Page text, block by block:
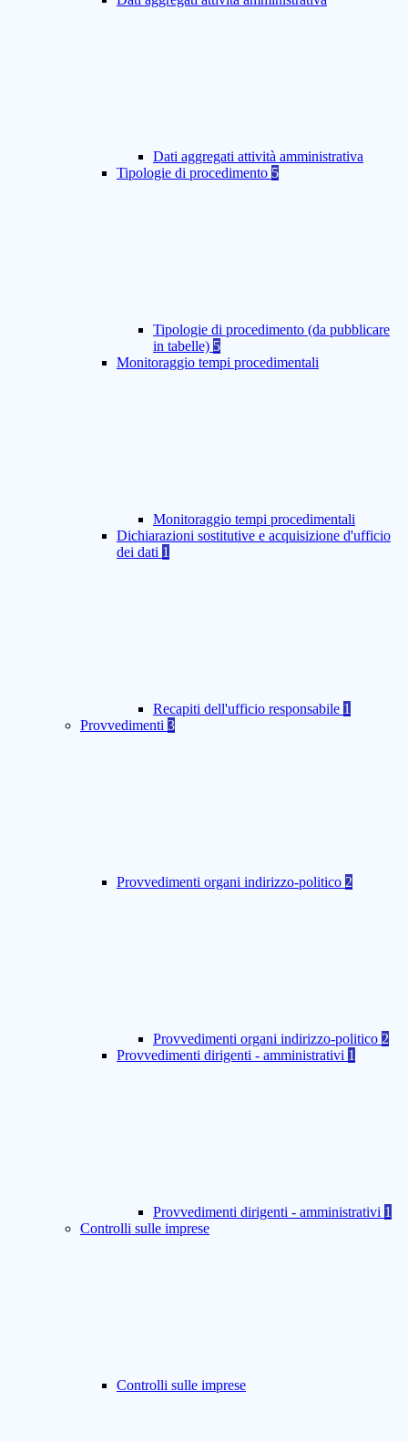
Dati aggregati attività amministrativa
Tipologie di procedimento 5
Tipologie di procedimento (da pubblicare
in tabelle) 5
Monitoraggio tempi procedimentali
Monitoraggio tempi procedimentali
Dichiarazioni sostitutive e acquisizione d'ufficio
dei dati 1
Recapiti dell'ufficio responsabile 1
Provvedimenti 3
Provvedimenti organi indirizzo-politico 2
Provvedimenti organi indirizzo-politico 2
Provvedimenti dirigenti - amministrativi 1
Provvedimenti dirigenti - amministrativi 1
Controlli sulle imprese
Controlli sulle imprese